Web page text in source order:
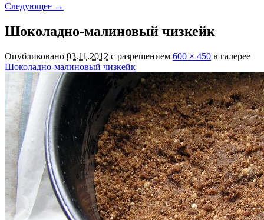
Следующее →
Шоколадно-малиновый чизкейк
Опубликовано 03.11.2012 с разрешением 600 × 450 в галерее
Шоколадно-малиновый чизкейк